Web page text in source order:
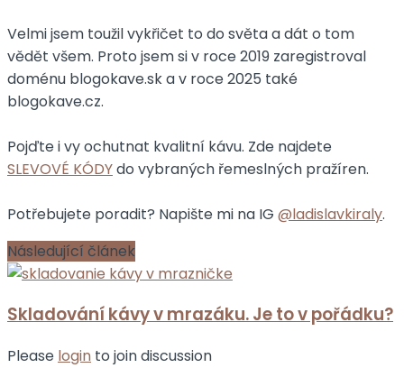
Velmi jsem toužil vykřičet to do světa a dát o tom
vědět všem. Proto jsem si v roce 2019 zaregistroval
doménu blogokave.sk a v roce 2025 také
blogokave.cz.
Pojďte i vy ochutnat kvalitní kávu. Zde najdete
SLEVOVÉ KÓDYdo vybraných řemeslných pražíren.
Potřebujete poradit? Napište mi na IG @ladislavkiraly.
Následující článek
Skladování kávy v mrazáku. Je to v pořádku?
Please login to join discussion